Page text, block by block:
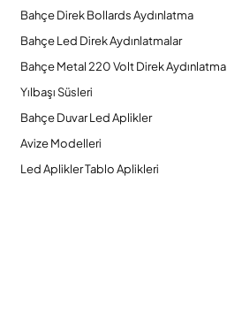
Bahçe Direk Bollards Aydınlatma
Bahçe Led Direk Aydınlatmalar
Bahçe Metal 220 Volt Direk Aydınlatma
Yılbaşı Süsleri
Bahçe Duvar Led Aplikler
Avize Modelleri
Led Aplikler Tablo Aplikleri